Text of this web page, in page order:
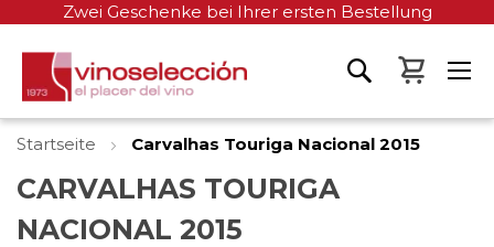
Zwei Geschenke bei Ihrer ersten Bestellung
Mein
Startseite Carvalhas Touriga Nacional 2015
CARVALHAS TOURIGA
NACIONAL 2015